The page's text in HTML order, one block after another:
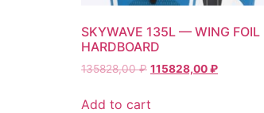
SKYWAVE 135L — WING FOIL
HARDBOARD
135828,00₽ 115828,00₽
Add to cart